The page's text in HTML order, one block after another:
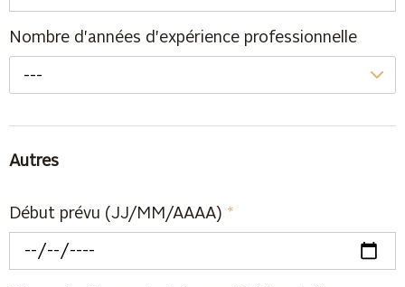
Nombre d'années d'expérience professionnelle
---
Autres
Début prévu (JJ/MM/AAAA) *